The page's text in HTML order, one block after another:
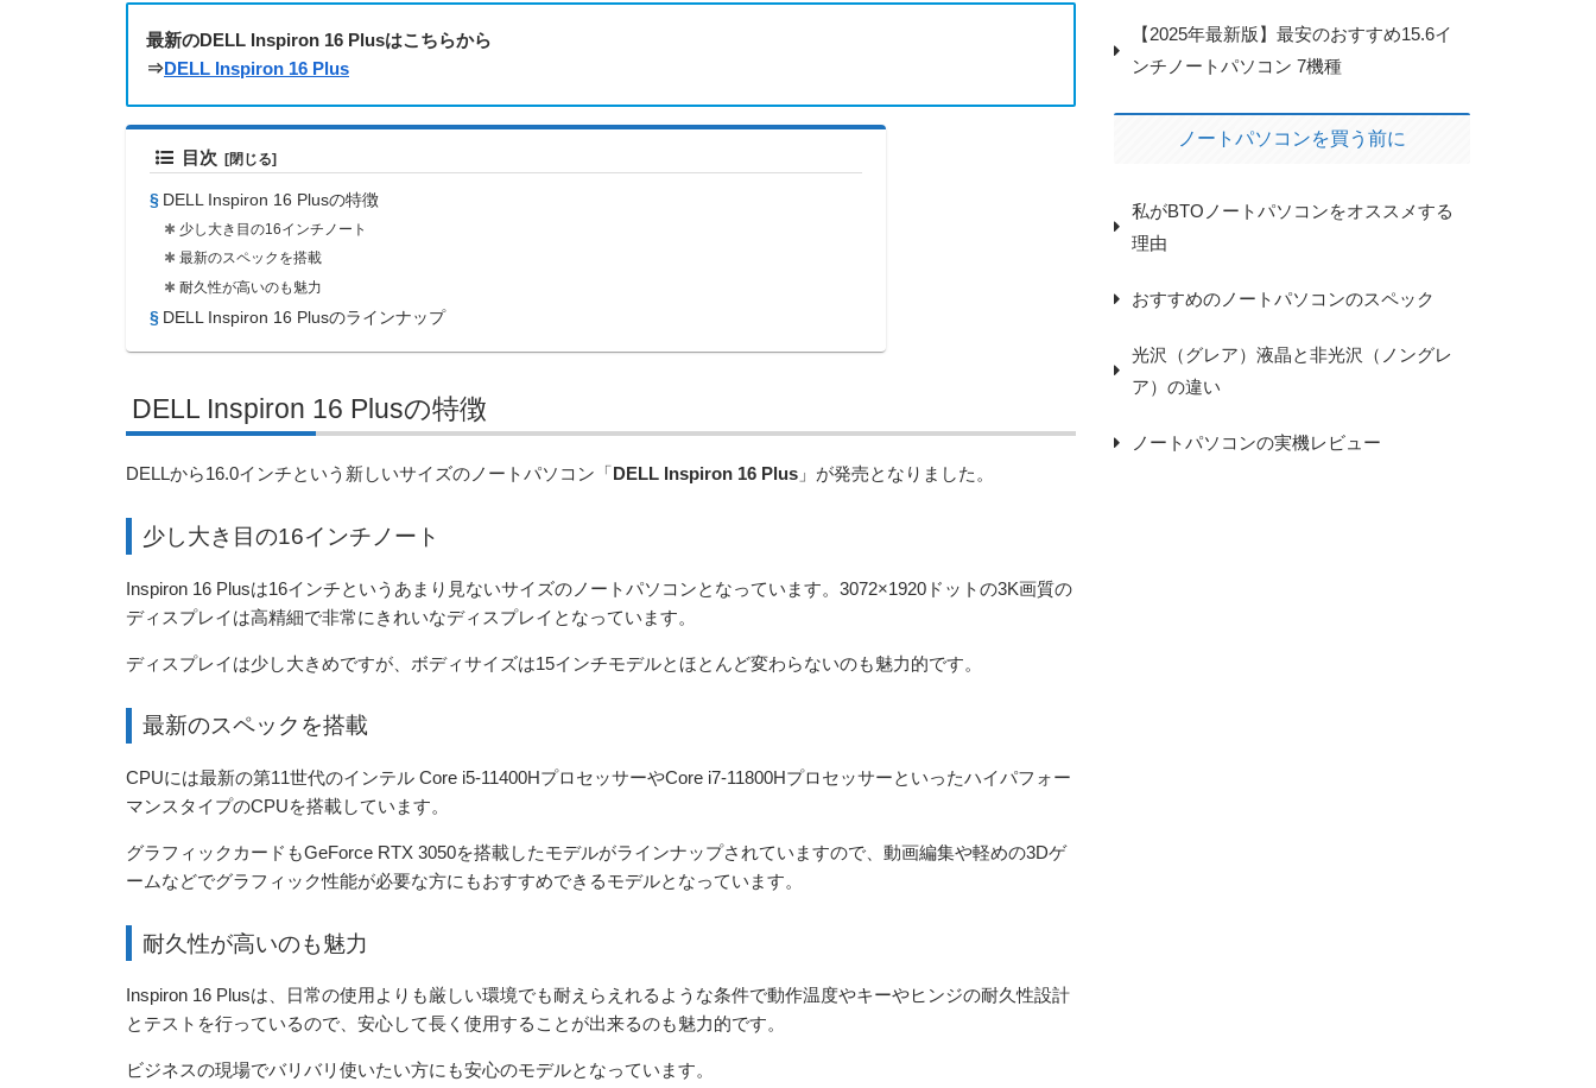
最新のDELL Inspiron 16 Plusはこちらから
⇒DELL Inspiron 16 Plus
目次
DELL Inspiron 16 Plusの特徴
少し大き目の16インチノート
最新のスペックを搭載
耐久性が高いのも魅力
DELL Inspiron 16 Plusのラインナップ
DELL Inspiron 16 Plusの特徴
DELLから16.0インチという新しいサイズのノートパソコン「DELL Inspiron 16 Plus 」が発売となりました。
少し大き目の16インチノート
Inspiron 16 Plusは16インチというあまり見ないサイズのノートパソコンとなっています。3072×1920ドットの3K画質の
ディスプレイは高精細で非常にきれいなディスプレイとなっています。
ディスプレイは少し大きめですが、ボディサイズは15インチモデルとほとんど変わらないのも魅力的です。
最新のスペックを搭載
CPUには最新の第11世代のインテル Core i5-11400HプロセッサーやCore i7-11800Hプロセッサーといったハイパフォー
マンスタイプのCPUを搭載しています。
グラフィックカードもGeForce RTX 3050を搭載したモデルがラインナップされていますので、動画編集や軽めの3Dゲ
ームなどでグラフィック性能が必要な方にもおすすめできるモデルとなっています。
耐久性が高いのも魅力
Inspiron 16 Plusは、日常の使用よりも厳しい環境でも耐えらえれるような条件で動作温度やキーやヒンジの耐久性設計
とテストを行っているので、安心して長く使用することが出来るのも魅力的です。
ビジネスの現場でバリバリ使いたい方にも安心のモデルとなっています。
【2025年最新版】最安のおすすめ15.6イ
ンチノートパソコン 7機種
ノートパソコンを買う前に
私がBTOノートパソコンをオススメする
理由
おすすめのノートパソコンのスペック
光沢（グレア）液晶と非光沢（ノングレ
ア）の違い
ノートパソコンの実機レビュー